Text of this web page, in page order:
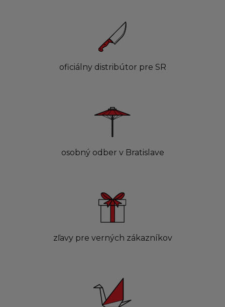
oficiálny distribútor pre SR
osobný odber v Bratislave
zľavy pre verných zákazníkov